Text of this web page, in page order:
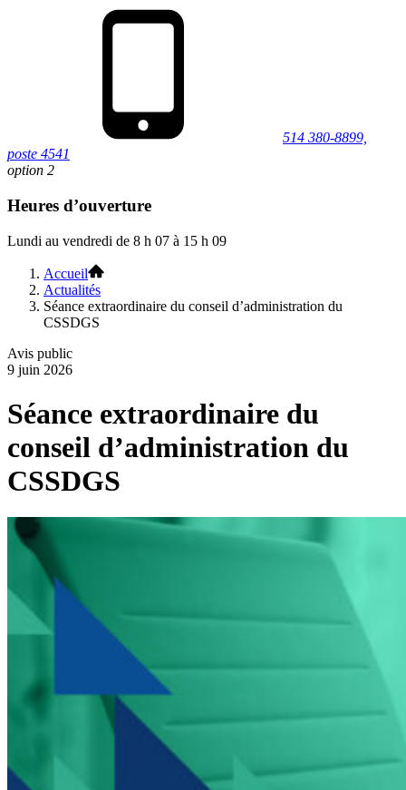
514 380-8899,
poste 4541
option 2
Heures d’ouverture
Lundi au vendredi de 8 h 07 à 15 h 09
Accueil
Actualités
Séance extraordinaire du conseil d’administration du
CSSDGS
Avis public
9 juin 2026
Séance extraordinaire du
conseil d’administration du
CSSDGS